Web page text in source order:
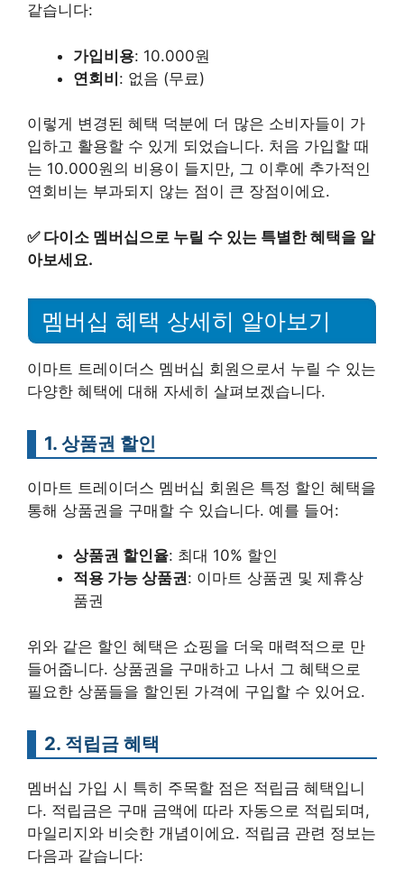
같습니다:
가입비용: 10.000원
연회비: 없음 (무료)
이렇게 변경된 혜택 덕분에 더 많은 소비자들이 가
입하고 활용할 수 있게 되었습니다. 처음 가입할 때
는 10.000원의 비용이 들지만, 그 이후에 추가적인
연회비는 부과되지 않는 점이 큰 장점이에요.
✅ 다이소 멤버십으로 누릴 수 있는 특별한 혜택을 알
아보세요.
멤버십 혜택 상세히 알아보기
이마트 트레이더스 멤버십 회원으로서 누릴 수 있는
다양한 혜택에 대해 자세히 살펴보겠습니다.
1. 상품권 할인
이마트 트레이더스 멤버십 회원은 특정 할인 혜택을
통해 상품권을 구매할 수 있습니다. 예를 들어:
상품권 할인율: 최대 10% 할인
적용 가능 상품권: 이마트 상품권 및 제휴상
품권
위와 같은 할인 혜택은 쇼핑을 더욱 매력적으로 만
들어줍니다. 상품권을 구매하고 나서 그 혜택으로
필요한 상품들을 할인된 가격에 구입할 수 있어요.
2. 적립금 혜택
멤버십 가입 시 특히 주목할 점은 적립금 혜택입니
다. 적립금은 구매 금액에 따라 자동으로 적립되며,
마일리지와 비슷한 개념이에요. 적립금 관련 정보는
다음과 같습니다: